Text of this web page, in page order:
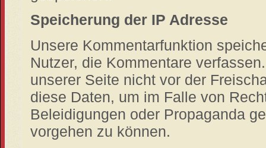
Speicherung der IP Adresse
Unsere Kommentarfunktion
Nutzer, die Kommentare
unserer Seite nicht vor der
diese Daten, um im Falle von
Beleidigungen oder Propaganda
vorgehen zu können.